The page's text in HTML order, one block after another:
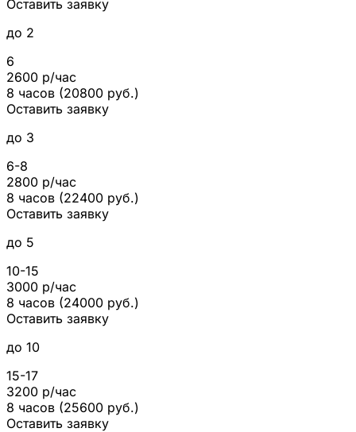
Оставить заявку
до 2
6
2600 р/час
8 часов (20800 руб.)
Оставить заявку
до 3
6-8
2800 р/час
8 часов (22400 руб.)
Оставить заявку
до 5
10-15
3000 р/час
8 часов (24000 руб.)
Оставить заявку
до 10
15-17
3200 р/час
8 часов (25600 руб.)
Оставить заявку